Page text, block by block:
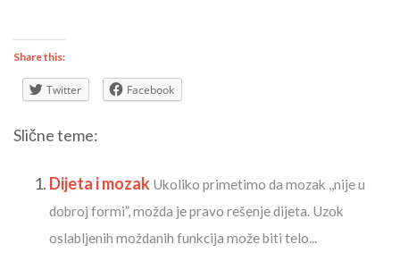
Share this:
Twitter Facebook
Slične teme:
Dijeta i mozak Ukoliko primetimo da mozak ,,nije u
dobroj formi”, možda je pravo rešenje dijeta. Uzok
oslabljenih moždanih funkcija može biti telo...